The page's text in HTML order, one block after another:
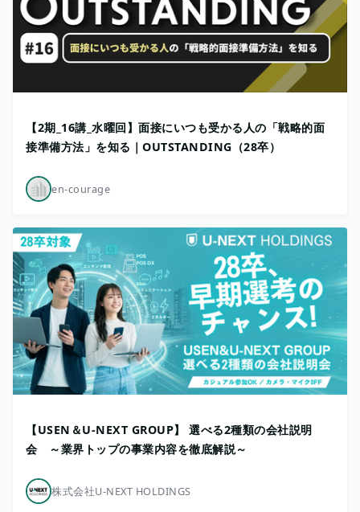
【2期_16講_水曜回】面接にいつも受かる人の「戦略的面
接準備方法」を知る｜OUTSTANDING（28卒）
en-courage
【USEN＆U-NEXT GROUP】 選べる2種類の会社説明
会 ～業界トップの事業内容を徹底解説～
株式会社U-NEXT HOLDINGS